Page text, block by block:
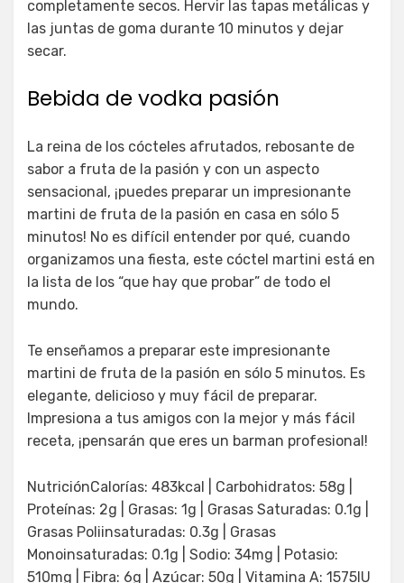
completamente secos. Hervir las tapas metálicas y
las juntas de goma durante 10 minutos y dejar
secar.
Bebida de vodka pasión
La reina de los cócteles afrutados, rebosante de
sabor a fruta de la pasión y con un aspecto
sensacional, ¡puedes preparar un impresionante
martini de fruta de la pasión en casa en sólo 5
minutos! No es difícil entender por qué, cuando
organizamos una fiesta, este cóctel martini está en
la lista de los “que hay que probar” de todo el
mundo.
Te enseñamos a preparar este impresionante
martini de fruta de la pasión en sólo 5 minutos. Es
elegante, delicioso y muy fácil de preparar.
Impresiona a tus amigos con la mejor y más fácil
receta, ¡pensarán que eres un barman profesional!
NutriciónCalorías: 483kcal | Carbohidratos: 58g |
Proteínas: 2g | Grasas: 1g | Grasas Saturadas: 0.1g |
Grasas Poliinsaturadas: 0.3g | Grasas
Monoinsaturadas: 0.1g | Sodio: 34mg | Potasio:
510mg | Fibra: 6g | Azúcar: 50g | Vitamina A: 1575IU